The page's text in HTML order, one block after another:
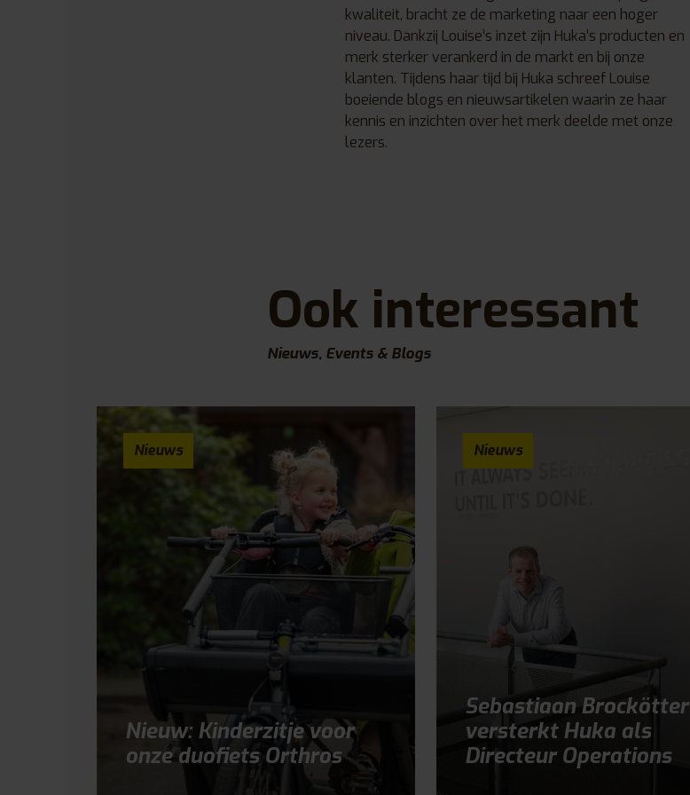
kwaliteit, bracht ze de marketing naar een hoger
niveau. Dankzij Louise’s inzet zijn Huka’s producten en
merk sterker verankerd in de markt en bij onze
klanten. Tijdens haar tijd bij Huka schreef Louise
boeiende blogs en nieuwsartikelen waarin ze haar
kennis en inzichten over het merk deelde met onze
lezers.
Ook interessant
Nieuws, Events & Blogs
Nieuws
Nieuw: Kinderzitje voor
onze duofiets Orthros
Nieuws
Sebastiaan Brockötter
versterkt Huka als
Directeur Operations